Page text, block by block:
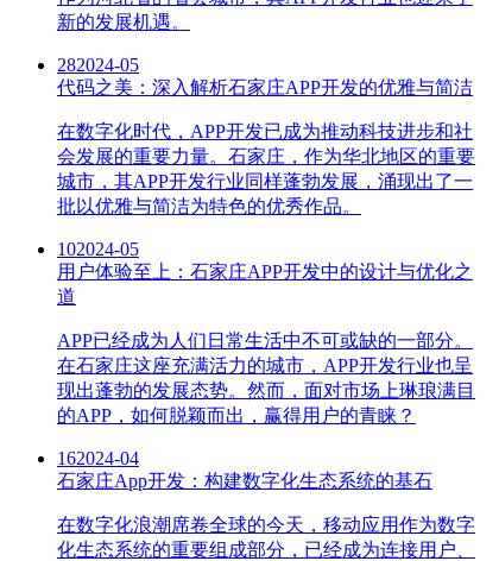
新的发展机遇。
282024-05
代码之美：深入解析石家庄APP开发的优雅与简洁
在数字化时代，APP开发已成为推动科技进步和社
会发展的重要力量。石家庄，作为华北地区的重要
城市，其APP开发行业同样蓬勃发展，涌现出了一
批以优雅与简洁为特色的优秀作品。
102024-05
用户体验至上：石家庄APP开发中的设计与优化之
道
APP已经成为人们日常生活中不可或缺的一部分。
在石家庄这座充满活力的城市，APP开发行业也呈
现出蓬勃的发展态势。然而，面对市场上琳琅满目
的APP，如何脱颖而出，赢得用户的青睐？
162024-04
石家庄App开发：构建数字化生态系统的基石
在数字化浪潮席卷全球的今天，移动应用作为数字
化生态系统的重要组成部分，已经成为连接用户、